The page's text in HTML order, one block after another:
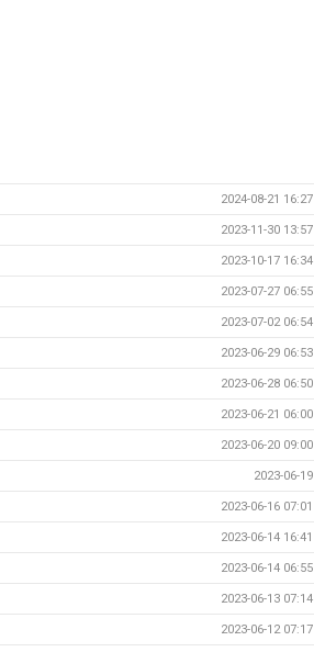
2024-08-21 16:27
2023-11-30 13:57
2023-10-17 16:34
2023-07-27 06:55
2023-07-02 06:54
2023-06-29 06:53
2023-06-28 06:50
2023-06-21 06:00
2023-06-20 09:00
2023-06-19
2023-06-16 07:01
2023-06-14 16:41
2023-06-14 06:55
2023-06-13 07:14
2023-06-12 07:17